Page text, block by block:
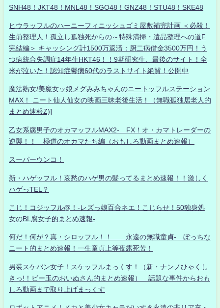
SNH48！JKT48！MNL48！SGO48！GNZ48！STU48！SKE48
ヒウラッフルのハーニーフィニッシュゴミ屋敷補完計画 ＜必殺！
生前整理人！孤立し孤独死からの～特殊清掃・遺品整理への道F
完結編＞ キャッシング計1500万返済：厨二病借金3500万円！う
つ病統合失調症14年生HKT46！！9期研究生、最後のサイト！全
米が泣いた！認知症鬱病60代のラストサイト絶賛！公開中
魔法熟女/美魔女ッ娘メグみみちゃんのニートッフルステーション
MAX！ ニート仙人仙女の映画三昧老後生活！（無職孤独居老人的
まとめ速報Z)]
乙女系腐男子のオカマッフルMAX2- FX！オ・カマトレーダーの
逆襲！！ 極道のオカマたち編（おもしろ動画まとめ速報）
スーパーウンコ！
新・ハゲッフル！哀愁のハゲ男の髪ってるまとめ速報！！激しく
ハゲっTEL？
こじ！コジッフル@！-レズっ娘百合ネエ！こじらせ！50独身処
女のBL腐女子的まとめ速報-
何だ！何が？真・シロッフル！！ 永遠の無職童貞- ぼっちな
ニート的まとめ速報！一生童貞上等夜露死苦！
男装スケバン女子！スケッフルまっくす！（新・ナンノひゃくし
きっ!！ビー玉のおいぬさん的まとめ速報） 話題な事件からおも
しろ動画まで取り上げまっくす